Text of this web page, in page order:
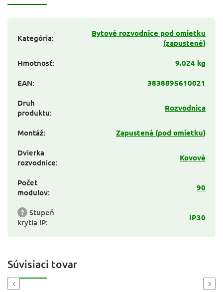
Kategória:
Bytové rozvodnice pod omietku
(zapustené)
Hmotnosť:
9.024 kg
EAN:
3838895610021
Druh
produktu: Rozvodnica
Montáž:
Zapustená (pod omietku)
Dvierka
rozvodnice: Kovové
Počet
modulov: 90
? Stupeň
krytia IP: IP30
Súvisiaci tovar
Previous Next